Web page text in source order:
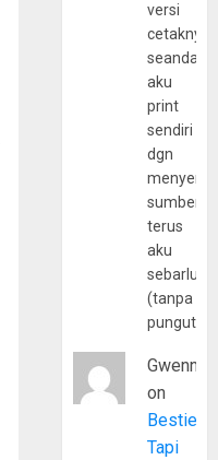
versi
cetaknya
aku
print
sendiri
dgn
sumber
terus
aku
(tanpa
Gwenny
on
Bestie
Tapi